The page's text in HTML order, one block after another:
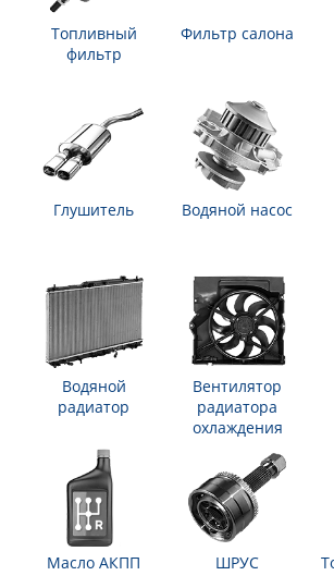
Топливный
фильтр
Фильтр салона
Глушитель Водяной насос
Водяной
радиатор
Вентилятор
радиатора
охлаждения
Масло АКПП ШРУС